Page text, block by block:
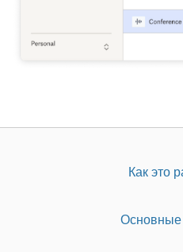
Как это